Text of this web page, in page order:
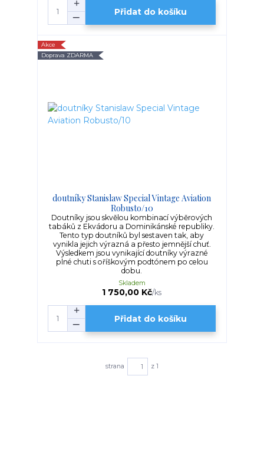
Přidat do košíku
Akce
Doprava ZDARMA
doutníky Stanislaw Special Vintage Aviation
Robusto/10
Doutníky jsou skvělou kombinací výběrových
tabáků z Ekvádoru a Dominikánské republiky.
Tento typ doutníků byl sestaven tak, aby
vynikla jejich výrazná a přesto jemnější chuť.
Výsledkem jsou vynikající doutníky výrazné
plné chuti s oříškovým podtónem po celou
dobu.
1 750,00 Kč/ks
Skladem
Přidat do košíku
strana z 1